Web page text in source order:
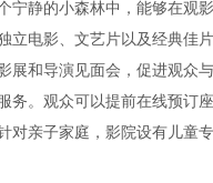
宁静的小森林中，能够在观
立电影、文艺片以及经典佳
展和导演见面会，促进观众
务。观众可以提前在线预订
对亲子家庭，影院设有儿童